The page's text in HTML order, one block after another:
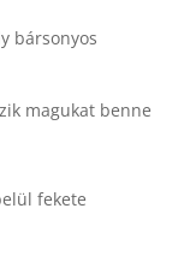
bársonyos
magukat benne
fekete